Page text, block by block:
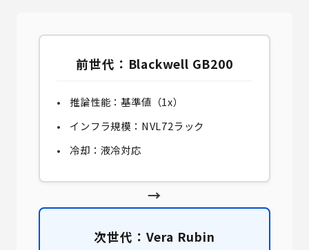
前世代：Blackwell GB200
推論性能：基準値（1x）
インフラ規模：NVL72ラック
冷却：液冷対応
→
次世代：Vera Rubin